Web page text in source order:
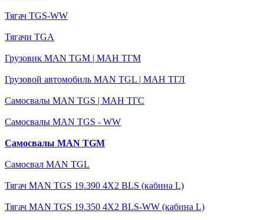
Тягач TGS-WW
Тягачи TGA
Грузовик MAN TGM | МАН ТГМ
Грузовой автомобиль MAN TGL | MАН ТГЛ
Самосвалы MAN TGS | МАН ТГС
Самосвалы MAN TGS - WW
Самосвалы MAN TGM
Самосвал MAN TGL
Тягач MAN TGS 19.390 4X2 BLS (кабина L)
Тягач MAN TGS 19.350 4X2 BLS-WW (кабина L)